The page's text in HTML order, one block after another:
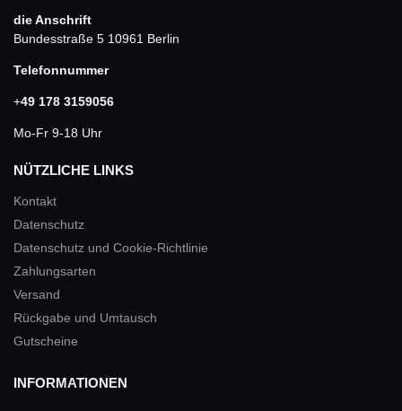
die Anschrift
Bundesstraße 5 10961 Berlin
Telefonnummer
+49 178 3159056
Mo-Fr 9-18 Uhr
NÜTZLICHE LINKS
Kontakt
Datenschutz
Datenschutz und Cookie-Richtlinie
Zahlungsarten
Versand
Rückgabe und Umtausch
Gutscheine
INFORMATIONEN